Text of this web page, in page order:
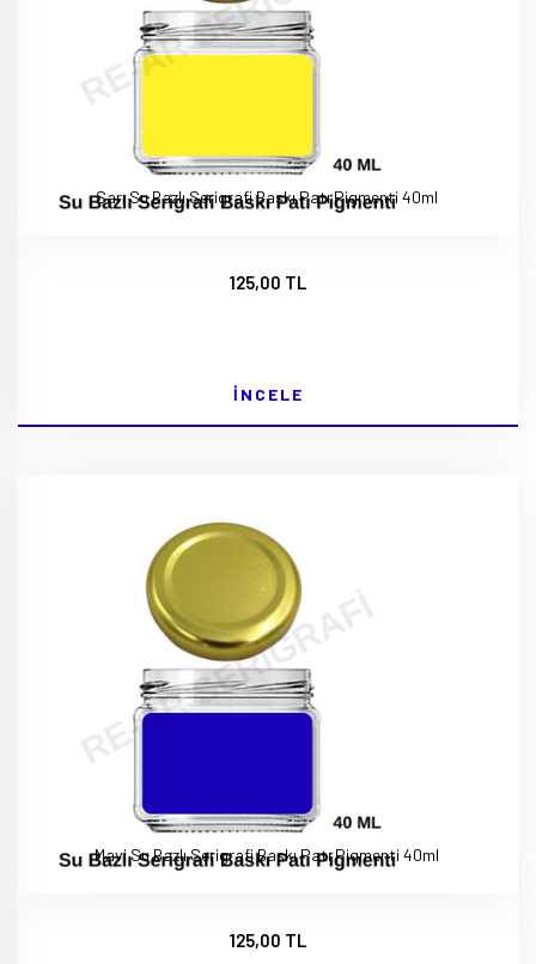
Sarı Su Bazlı Serigrafi Baskı Patı Pigmenti 40ml
125,00 TL
İNCELE
Mavi Su Bazlı Serigrafi Baskı Patı Pigmenti 40ml
125,00 TL